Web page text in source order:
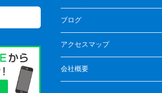
ブログ
アクセスマップ
会社概要